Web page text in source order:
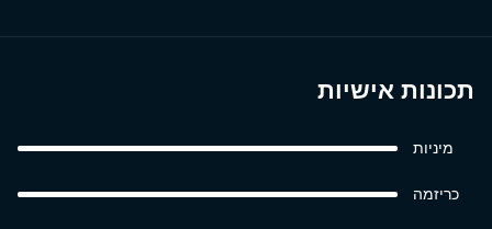
תכונות אישיות
מיניות
כריזמה